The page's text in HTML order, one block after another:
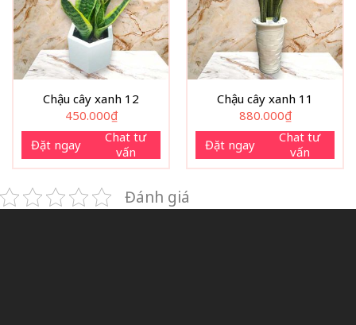
Chậu cây xanh 12
450.000₫
Đặt ngay
Chat tư
vấn
Chậu cây xanh 11
880.000₫
Đặt ngay
Chat tư
vấn
Đánh giá